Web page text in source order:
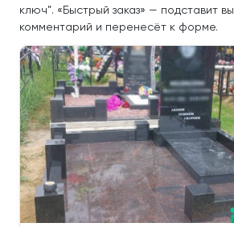
ключ”. «Быстрый заказ» — подставит
комментарий и перенесёт к форме.